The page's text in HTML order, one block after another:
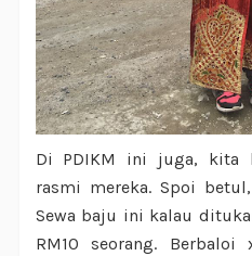
Di PDIKM ini juga, kita
rasmi mereka. Spoi
Sewa baju ini kalau
RM10 seorang.